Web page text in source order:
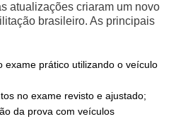
atualizações criaram um novo
brasileiro. As principais
exame prático utilizando o veículo
no exame revisto e ajustado;
da prova com veículos